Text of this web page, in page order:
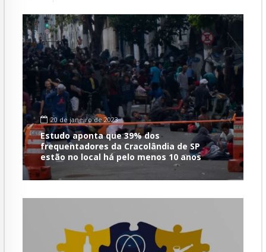
20 de janeiro de 2023
Estudo aponta que 39% dos
frequentadores da Cracolândia de SP
estão no local há pelo menos 10 anos